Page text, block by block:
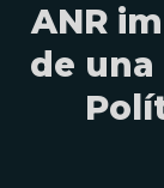
ANR
de una